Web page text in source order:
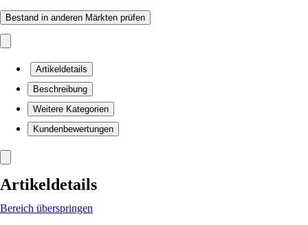
Bestand in anderen Märkten prüfen
Artikeldetails
Beschreibung
Weitere Kategorien
Kundenbewertungen
Artikeldetails
Bereich überspringen